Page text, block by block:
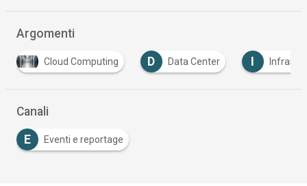
Argomenti
D Data Center Infrastruttura Partner
Canali
E Eventi e reportage